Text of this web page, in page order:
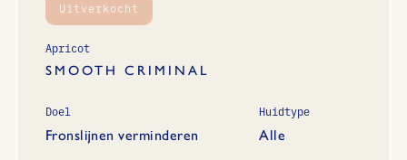
Uitverkocht
Apricot
SMOOTH CRIMINAL
Doel
Fronslijnen verminderen
Huidtype
Alle